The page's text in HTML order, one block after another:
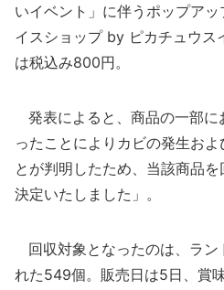
いイベント」に伴うポップア
イスショップ by ピカチュウス
は税込み800円。
発表によると、商品の一部に
ったことによりカビの発生お
とが判明したため、当該商品
決定いたしました」。
回収対象となったのは、ラン
れた549個。販売日は5日、賞